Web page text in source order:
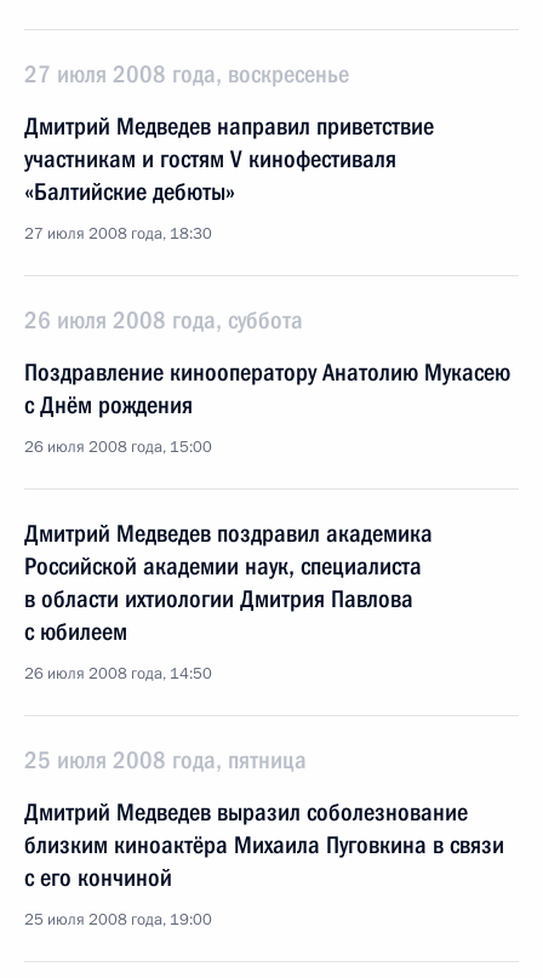
27 июля 2008 года, воскресенье
Дмитрий Медведев направил приветствие
участникам и гостям V кинофестиваля
«Балтийские дебюты»
27 июля 2008 года, 18:30
26 июля 2008 года, суббота
Поздравление кинооператору Анатолию Мукасею
с Днём рождения
26 июля 2008 года, 15:00
Дмитрий Медведев поздравил академика
Российской академии наук, специалиста
в области ихтиологии Дмитрия Павлова
с юбилеем
26 июля 2008 года, 14:50
25 июля 2008 года, пятница
Дмитрий Медведев выразил соболезнование
близким киноактёра Михаила Пуговкина в связи
с его кончиной
25 июля 2008 года, 19:00